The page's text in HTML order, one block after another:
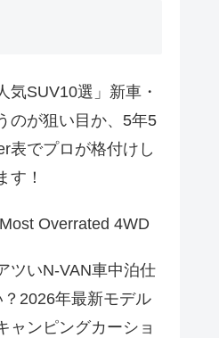
気SUV10選」新車・
のが狙い目か、5年5
表でプロが格付けし
す！
Overrated 4WD
ツいN-VAN車中泊仕
2026年最新モデル
ャンピングカーショ